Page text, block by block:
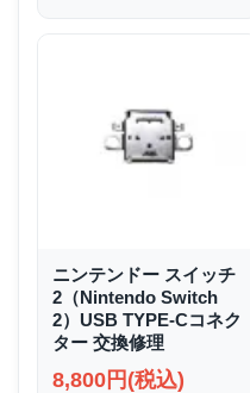
ニンテンドー スイッチ
2（Nintendo Switch
2）USB TYPE-Cコネク
ター 交換修理
8,800円(税込)